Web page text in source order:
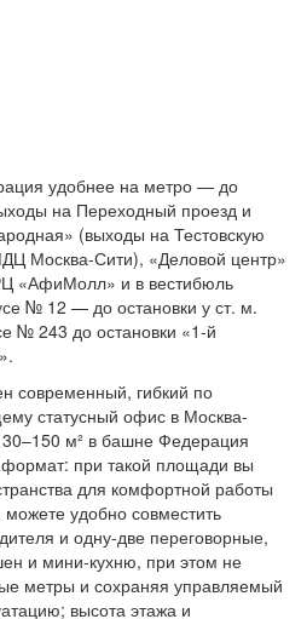
удобнее на метро — до
на Переходный проезд и
(выходы на Тестовскую
Москва-Сити), «Деловой центр»
«АфиМолл» и в вестибюль
№ 12 — до остановки у ст. м.
№ 243 до остановки «1-й
современный, гибкий по
статусный офис в Москва-
м² в башне Федерация
при такой площади вы
для комфортной работы
удобно совместить
и одну-две переговорные,
и мини-кухню, при этом не
метры и сохраняя управляемый
высота этажа и